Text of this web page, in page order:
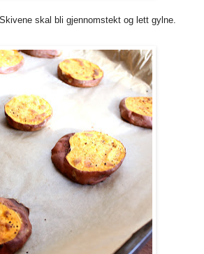
skal bli gjennomstekt og lett gylne.